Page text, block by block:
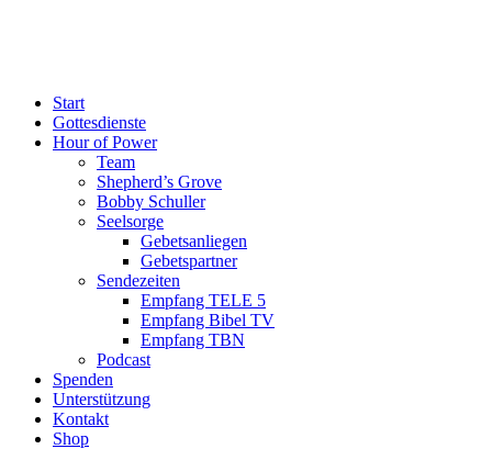
Start
Gottesdienste
Hour of Power
Team
Shepherd’s Grove
Bobby Schuller
Seelsorge
Gebetsanliegen
Gebetspartner
Sendezeiten
Empfang TELE 5
Empfang Bibel TV
Empfang TBN
Podcast
Spenden
Unterstützung
Kontakt
Shop